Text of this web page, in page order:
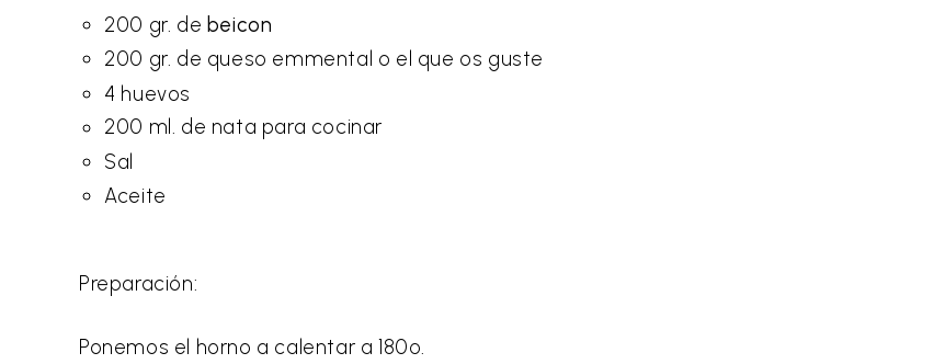
200 gr. de beicon
200 gr. de queso emmental o el que os guste
4 huevos
200 ml. de nata para cocinar
Sal
Aceite
Preparación:
Ponemos el horno a calentar a 180º.